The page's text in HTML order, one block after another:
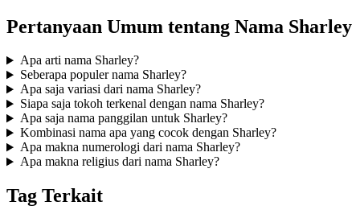
Pertanyaan Umum tentang Nama Sharley
Apa arti nama Sharley?
Seberapa populer nama Sharley?
Apa saja variasi dari nama Sharley?
Siapa saja tokoh terkenal dengan nama Sharley?
Apa saja nama panggilan untuk Sharley?
Kombinasi nama apa yang cocok dengan Sharley?
Apa makna numerologi dari nama Sharley?
Apa makna religius dari nama Sharley?
Tag Terkait